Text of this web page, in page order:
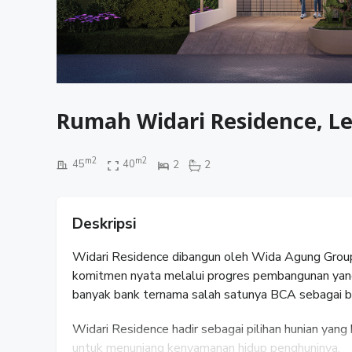
Rumah Widari Residence,
45m2 40m2 2 2
Deskripsi
Widari Residence dibangun oleh Wida Agung
komitmen nyata melalui progres pembangunan
banyak bank ternama salah satunya BCA sebagai
Widari Residence hadir sebagai pilihan hunian
untuk menunjang kenyamanan hidup penghuninya.